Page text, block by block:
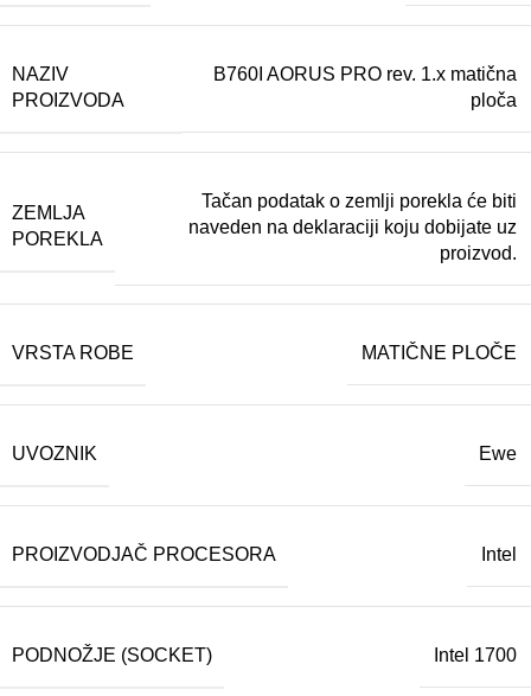
NAZIV
PROIZVODA
B760I AORUS PRO rev. 1.x matična
ploča
ZEMLJA
POREKLA
Tačan podatak o zemlji porekla će biti
naveden na deklaraciji koju dobijate uz
proizvod.
VRSTA ROBE MATIČNE PLOČE
UVOZNIK Ewe
PROIZVODJAČ PROCESORA Intel
PODNOŽJE (SOCKET) Intel 1700